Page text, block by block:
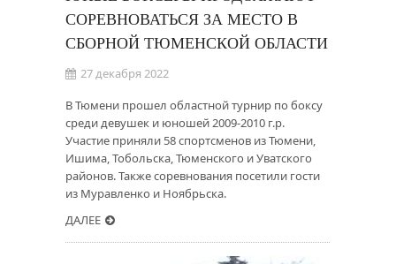
СОРЕВНОВАТЬСЯ ЗА МЕСТО В
СБОРНОЙ ТЮМЕНСКОЙ ОБЛАСТИ
27 декабря 2022
В Тюмени прошел областной турнир по боксу
среди девушек и юношей 2009-2010 г.р.
Участие приняли 58 спортсменов из Тюмени,
Ишима, Тобольска, Тюменского и Уватского
районов. Также соревнования посетили гости
из Муравленко и Ноябрьска.
ДАЛЕЕ